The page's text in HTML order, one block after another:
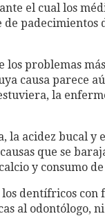
el cual los
padecimientos
los problemas
causa parece
la
la acidez bucal y
que se
y consumo de
dentífricos con
al odontólogo,